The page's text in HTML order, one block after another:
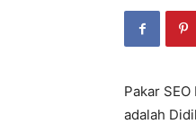
Pakar
adalah